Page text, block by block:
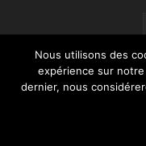
L’équipe
Nous utilisons des
expérience sur
dernier, nous